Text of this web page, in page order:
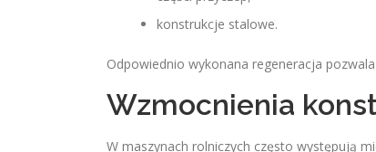
konstrukcje stalowe.
Odpowiednio wykonana regeneracja
Wzmocnienia
W maszynach rolniczych często występują